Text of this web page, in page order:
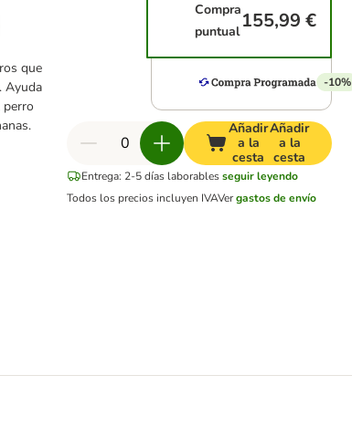
que
. Ayuda
Compra
puntual 155,99 €
-10%
Añadir
a la
cesta
Añadir
a la
cesta
Entrega: 2-5 días laborablesseguir leyendo
Todos los precios incluyen IVAVergastos de envío